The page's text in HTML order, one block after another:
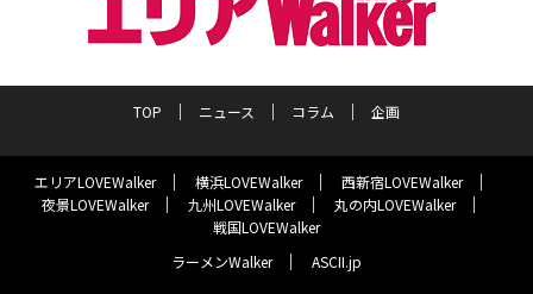
TOP ニュース コラム 企画
エリアLOVEWalker 横浜LOVEWalker
西新宿LOVEWalker
夜景LOVEWalker
九州LOVEWalker
丸の内LOVEWalker
戦国LOVEWalker
ラーメンWalker
ASCII.jp